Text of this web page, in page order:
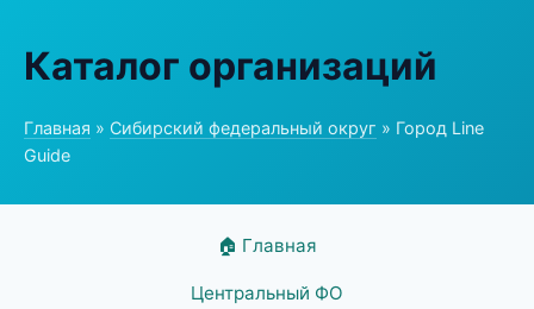
Каталог организаций
Главная » Сибирский федеральный округ » Город Line
Guide
🏠 Главная
Центральный ФО